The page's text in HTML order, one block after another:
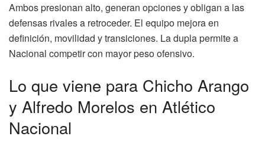
Ambos presionan alto, generan opciones y obligan a las
defensas rivales a retroceder. El equipo mejora en
definición, movilidad y transiciones. La dupla permite a
Nacional competir con mayor peso ofensivo.
Lo que viene para Chicho Arango
y Alfredo Morelos en Atlético
Nacional